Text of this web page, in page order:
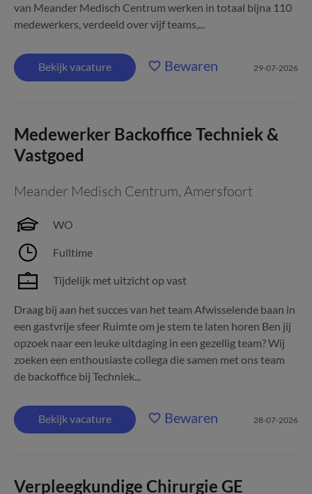
van Meander Medisch Centrum werken in totaal bijna 110
medewerkers, verdeeld over vijf teams,...
Bekijk vacature Bewaren 29-07-2026
Medewerker Backoffice Techniek &
Vastgoed
Meander Medisch Centrum, Amersfoort
WO
Fulltime
Tijdelijk met uitzicht op vast
Draag bij aan het succes van het team Afwisselende baan in
een gastvrije sfeer Ruimte om je stem te laten horen Ben jij
opzoek naar een leuke uitdaging in een gezellig team? Wij
zoeken een enthousiaste collega die samen met ons team
de backoffice bij Techniek...
Bekijk vacature Bewaren 28-07-2026
Verpleegkundige Chirurgie GE